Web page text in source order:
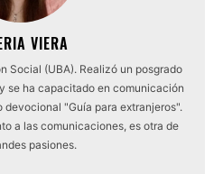
VIERA
Social (UBA). Realizó un posgrado
se ha capacitado en comunicación
"Guía para extranjeros".
a las comunicaciones, es otra de
pasiones.